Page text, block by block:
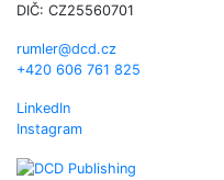
DIČ: CZ25560701
rumler@dcd.cz
+420 606 761 825
LinkedIn
Instagram